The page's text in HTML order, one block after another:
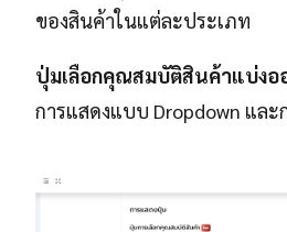
ของสินค้าในแต่ละประเภท
ปุ่มเลือกคุณสมบัติสินค้าแบ่งอ
การแสดงแบบ Dropdown แล